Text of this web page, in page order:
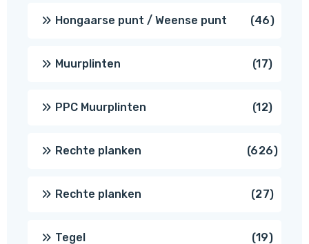
Hongaarse punt / Weense punt 4646
Muurplinten 1717
PPC Muurplinten 1212
Rechte planken 626626
Rechte planken 2727
Tegel 1919